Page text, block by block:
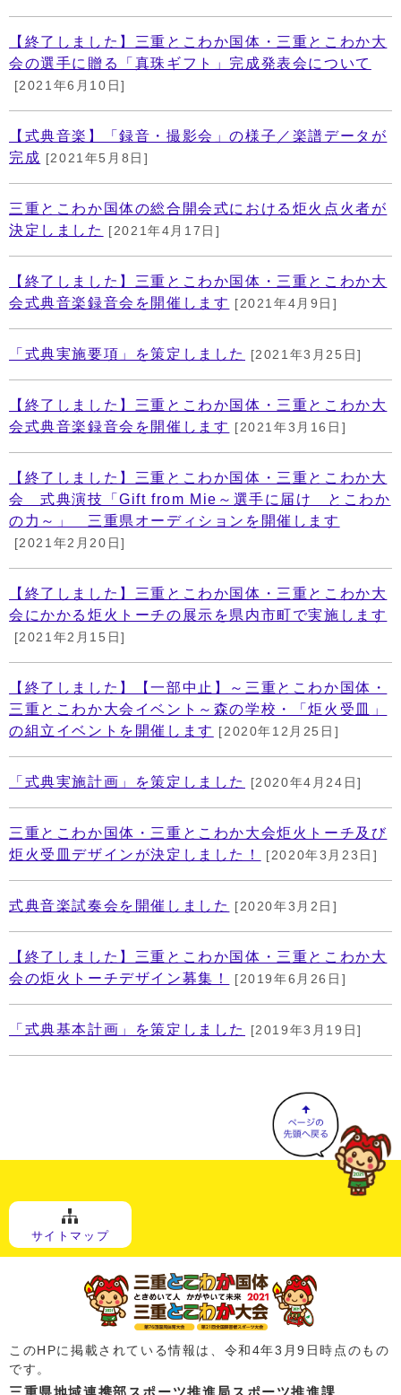
【終了しました】三重とこわか国体・三重とこわか大
会の選手に贈る「真珠ギフト」完成発表会について
[2021年6月10日]
【式典音楽】「録音・撮影会」の様子／楽譜データが
完成 [2021年5月8日]
三重とこわか国体の総合開会式における炬火点火者が
決定しました
[2021年4月17日]
【終了しました】三重とこわか国体・三重とこわか大
会式典音楽録音会を開催します
[2021年4月9日]
「式典実施要項」を策定しました [2021年3月25日]
【終了しました】三重とこわか国体・三重とこわか大
会式典音楽録音会を開催します
[2021年3月16日]
【終了しました】三重とこわか国体・三重とこわか大
会 式典演技「Gift from Mie～選手に届け とこわか
の力～」 三重県オーディションを開催します
[2021年2月20日]
【終了しました】三重とこわか国体・三重とこわか大
会にかかる炬火トーチの展示を県内市町で実施します
[2021年2月15日]
【終了しました】【一部中止】～三重とこわか国体・
三重とこわか大会イベント～森の学校・「炬火受皿」
の組立イベントを開催します
[2020年12月25日]
「式典実施計画」を策定しました [2020年4月24日]
三重とこわか国体・三重とこわか大会炬火トーチ及び
炬火受皿デザインが決定しました！
[2020年3月23日]
式典音楽試奏会を開催しました [2020年3月2日]
【終了しました】三重とこわか国体・三重とこわか大
会の炬火トーチデザイン募集！
[2019年6月26日]
「式典基本計画」を策定しました [2019年3月19日]
サイトマップ
このHPに掲載されている情報は、令和4年3月9日時点のもの
です。